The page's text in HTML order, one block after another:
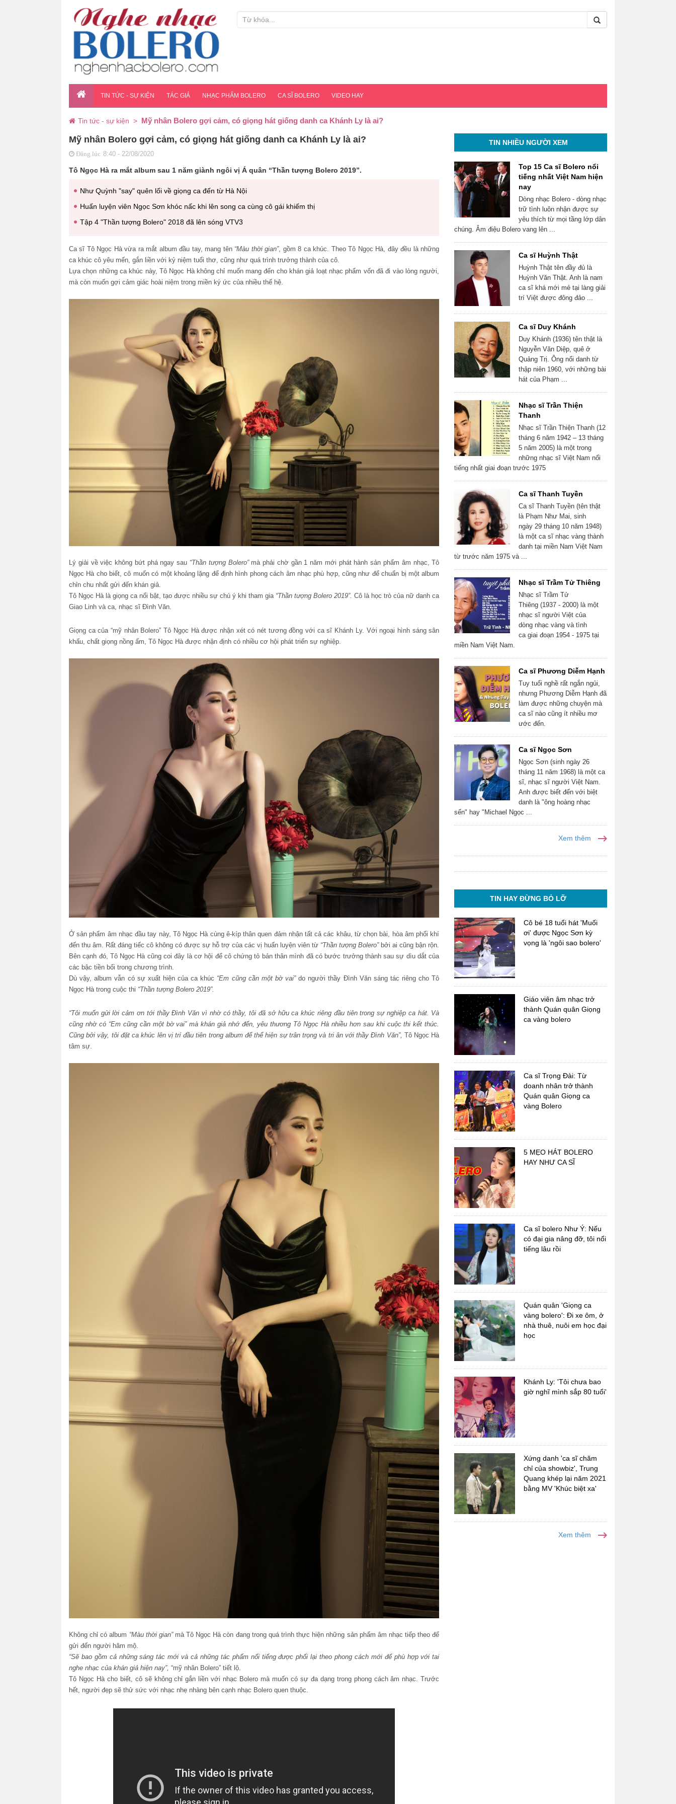
TIN TỨC - SỰ KIỆN TÁC GIẢ NHẠC PHẨM BOLERO CA SĨ BOLERO VIDEO HAY
Tin tức - sự kiện > Mỹ nhân Bolero gợi cảm, có giọng hát giống danh ca Khánh Ly là ai?
Mỹ nhân Bolero gợi cảm, có giọng hát giống danh ca Khánh Ly là ai?
Đăng lúc 8:40 - 22/08/2020
Tô Ngọc Hà ra mắt album sau 1 năm giành ngôi vị Á quân “Thần tượng Bolero 2019”.
Như Quỳnh "say" quên lối về giọng ca đến từ Hà Nội
Huấn luyện viên Ngọc Sơn khóc nấc khi lên song ca cùng cô gái khiếm thị
Tập 4 "Thần tượng Bolero" 2018 đã lên sóng VTV3
Ca sĩ Tô Ngọc Hà vừa ra mắt album đầu tay, mang tên “Màu thời gian”, gồm 8 ca khúc. Theo Tô Ngọc Hà, đây đều là những
ca khúc cô yêu mến, gắn liền với kỷ niệm tuổi thơ, cũng như quá trình trưởng thành của cô.
Lựa chọn những ca khúc này, Tô Ngọc Hà không chỉ muốn mang đến cho khán giả loạt nhạc phẩm vốn đã đi vào lòng người,
mà còn muốn gợi cảm giác hoài niệm trong miền ký ức của nhiều thế hệ.
Lý giải về việc không bứt phá ngay sau “Thần tượng Bolero”mà phải chờ gần 1 năm mới phát hành sản phẩm âm nhạc, Tô
Ngọc Hà cho biết, cô muốn có một khoảng lặng để định hình phong cách âm nhạc phù hợp, cũng như để chuẩn bị một album
chỉn chu nhất gửi đến khán giả.
Tô Ngọc Hà là giọng ca nổi bật, tạo được nhiều sự chú ý khi tham gia “Thần tượng Bolero 2019”. Cô là học trò của nữ danh ca
Giao Linh và ca, nhạc sĩ Đình Văn.
Giọng ca của “mỹ nhân Bolero” Tô Ngọc Hà được nhận xét có nét tương đồng với ca sĩ Khánh Ly. Với ngoại hình sáng sân
khấu, chất giọng nồng ấm, Tô Ngọc Hà được nhận định có nhiều cơ hội phát triển sự nghiệp.
Ở sản phẩm âm nhạc đầu tay này, Tô Ngọc Hà cùng ê-kíp thân quen đảm nhận tất cả các khâu, từ chọn bài, hòa âm phối khí
đến thu âm. Rất đáng tiếc cô không có được sự hỗ trợ của các vị huấn luyện viên từ “Thần tượng Bolero”bởi ai cũng bận rộn.
Bên cạnh đó, Tô Ngọc Hà cũng coi đây là cơ hội để cô chứng tỏ bản thân mình đã có bước trưởng thành sau sự dìu dắt của
các bậc tiền bối trong chương trình.
Dù vậy, album vẫn có sự xuất hiện của ca khúc “Em cũng cần một bờ vai”do người thầy Đình Văn sáng tác riêng cho Tô
Ngọc Hà trong cuộc thi “Thần tượng Bolero 2019”.
“Tôi muốn gửi lời cảm ơn tới thầy Đình Văn vì nhờ có thầy, tôi đã sở hữu ca khúc riêng đầu tiên trong sự nghiệp ca hát. Và
cũng nhờ có “Em cũng cần một bờ vai” mà khán giả nhớ đến, yêu thương Tô Ngọc Hà nhiều hơn sau khi cuộc thi kết thúc.
Cũng bởi vậy, tôi đặt ca khúc lên vị trí đầu tiên trong album để thể hiện sự trân trọng và tri ân với thầy Đình Văn”, Tô Ngọc Hà
tâm sự.
Không chỉ có album “Màu thời gian” mà Tô Ngọc Hà còn đang trong quá trình thực hiện những sản phẩm âm nhạc tiếp theo để
gửi đến người hâm mộ.
“Sẽ bao gồm cả những sáng tác mới và cả những tác phẩm nổi tiếng được phối lại theo phong cách mới để phù hợp với tai
nghe nhạc của khán giả hiện nay”, “mỹ nhân Bolero” tiết lộ.
Tô Ngọc Hà cho biết, cô sẽ không chỉ gắn liền với nhạc Bolero mà muốn có sự đa dạng trong phong cách âm nhạc. Trước
hết, người đẹp sẽ thử sức với nhạc nhẹ nhàng bên cạnh nhạc Bolero quen thuộc.
TIN NHIỀU NGƯỜI XEM
Top 15 Ca sĩ Bolero nổi
tiếng nhất Việt Nam hiện
nay
Dòng nhạc Bolero - dòng nhạc
trữ tình luôn nhận được sự
yêu thích từ mọi tầng lớp dân
chúng. Âm điệu Bolero vang lên ...
Ca sĩ Huỳnh Thật
Huỳnh Thật tên đầy đủ là
Huỳnh Văn Thật. Anh là nam
ca sĩ khá mới mẻ tại làng giải
trí Việt được đông đảo ...
Ca sĩ Duy Khánh
Duy Khánh (1936) tên thật là
Nguyễn Văn Diệp, quê ở
Quảng Trị. Ông nổi danh từ
thập niên 1960, với những bài
hát của Phạm ...
Nhạc sĩ Trần Thiện
Thanh
Nhạc sĩ Trần Thiện Thanh (12
tháng 6 năm 1942 – 13 tháng
5 năm 2005) là một trong
những nhạc sĩ Việt Nam nổi
tiếng nhất giai đoạn trước 1975
Ca sĩ Thanh Tuyền
Ca sĩ Thanh Tuyền (tên thật
là Phạm Như Mai, sinh
ngày 29 tháng 10 năm 1948)
là một ca sĩ nhạc vàng thành
danh tại miền Nam Việt Nam
từ trước năm 1975 và ...
Nhạc sĩ Trầm Tử Thiêng
Nhạc sĩ Trầm Tử
Thiêng (1937 - 2000) là một
nhạc sĩ người Việt của
dòng nhạc vàng và tình
ca giai đoạn 1954 - 1975 tại
miền Nam Việt Nam.
Ca sĩ Phương Diễm Hạnh
Tuy tuổi nghề rất ngắn ngủi,
nhưng Phương Diễm Hạnh đã
làm được những chuyện mà
ca sĩ nào cũng ít nhiều mơ
ước đến.
Ca sĩ Ngọc Sơn
Ngọc Sơn (sinh ngày 26
tháng 11 năm 1968) là một ca
sĩ, nhạc sĩ người Việt Nam.
Anh được biết đến với biệt
danh là "ông hoàng nhạc
sến" hay "Michael Ngọc ...
Xem thêm
TIN HAY ĐỪNG BỎ LỠ
Cô bé 18 tuổi hát 'Muối
ơi' được Ngọc Sơn kỳ
vọng là 'ngôi sao bolero'
Giáo viên âm nhạc trở
thành Quán quân Giọng
ca vàng bolero
Ca sĩ Trọng Đài: Từ
doanh nhân trở thành
Quán quân Giọng ca
vàng Bolero
5 MẸO HÁT BOLERO
HAY NHƯ CA SĨ
Ca sĩ bolero Như Ý: Nếu
có đại gia nâng đỡ, tôi nổi
tiếng lâu rồi
Quán quân 'Giọng ca
vàng bolero': Đi xe ôm, ở
nhà thuê, nuôi em học đại
học
Khánh Ly: 'Tôi chưa bao
giờ nghĩ mình sắp 80 tuổi'
Xứng danh 'ca sĩ chăm
chỉ của showbiz', Trung
Quang khép lại năm 2021
bằng MV 'Khúc biệt xa'
Xem thêm